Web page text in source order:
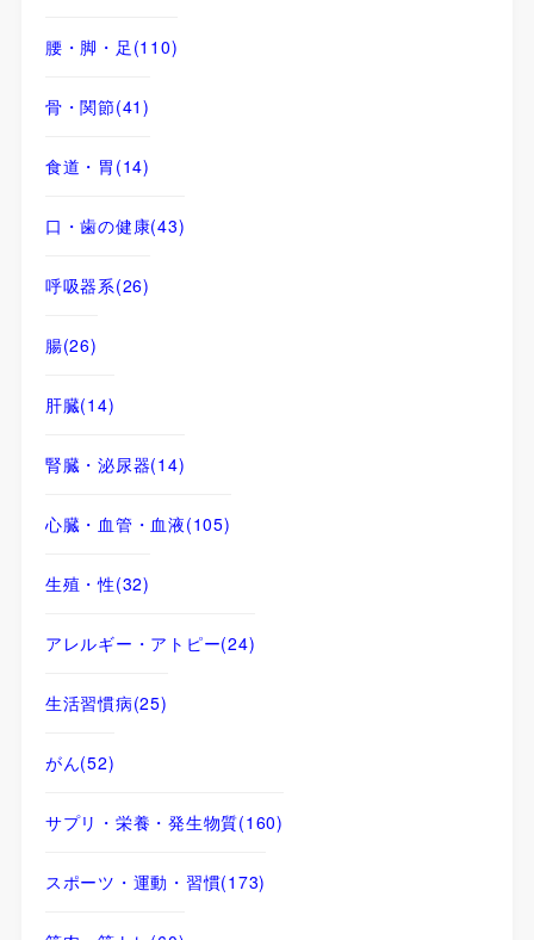
腰・脚・足 (110)
骨・関節(41)
食道・胃 (14)
口・歯の健康(43)
呼吸器系(26)
腸(26)
肝臓(14)
腎臓・泌尿器(14)
心臓・血管・血液(105)
生殖・性(32)
アレルギー・アトピー(24)
生活習慣病(25)
がん(52)
サプリ・栄養・発生物質(160)
スポーツ・運動・習慣(173)